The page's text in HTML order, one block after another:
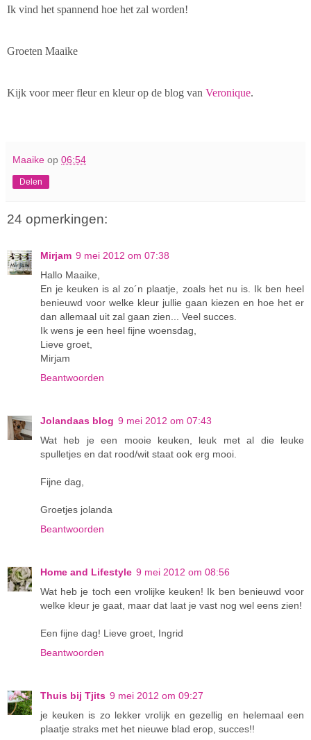
Ik vind het spannend hoe het zal worden!
Groeten Maaike
Kijk voor meer fleur en kleur op de blog van Veronique.
Maaike op 06:54
Delen
24 opmerkingen:
Mirjam 9 mei 2012 om 07:38
Hallo Maaike,
En je keuken is al zo´n plaatje, zoals het nu is. Ik ben heel
benieuwd voor welke kleur jullie gaan kiezen en hoe het er
dan allemaal uit zal gaan zien... Veel succes.
Ik wens je een heel fijne woensdag,
Lieve groet,
Mirjam
Beantwoorden
Jolandaas blog 9 mei 2012 om 07:43
Wat heb je een mooie keuken, leuk met al die leuke
spulletjes en dat rood/wit staat ook erg mooi.
Fijne dag,
Groetjes jolanda
Beantwoorden
Home and Lifestyle 9 mei 2012 om 08:56
Wat heb je toch een vrolijke keuken! Ik ben benieuwd voor
welke kleur je gaat, maar dat laat je vast nog wel eens zien!
Een fijne dag! Lieve groet, Ingrid
Beantwoorden
Thuis bij Tjits 9 mei 2012 om 09:27
je keuken is zo lekker vrolijk en gezellig en helemaal een
plaatje straks met het nieuwe blad erop, succes!!